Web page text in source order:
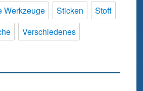
Werkzeuge
Sticken
Stoff
Verschiedenes